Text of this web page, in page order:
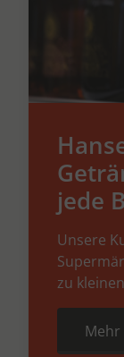
jede
Unsere
zu